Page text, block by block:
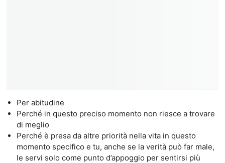
Per abitudine
Perché in questo preciso momento non riesce a trovare
di meglio
Perché è presa da altre priorità nella vita in questo
momento specifico e tu, anche se la verità può far male,
le servi solo come punto d’appoggio per sentirsi più